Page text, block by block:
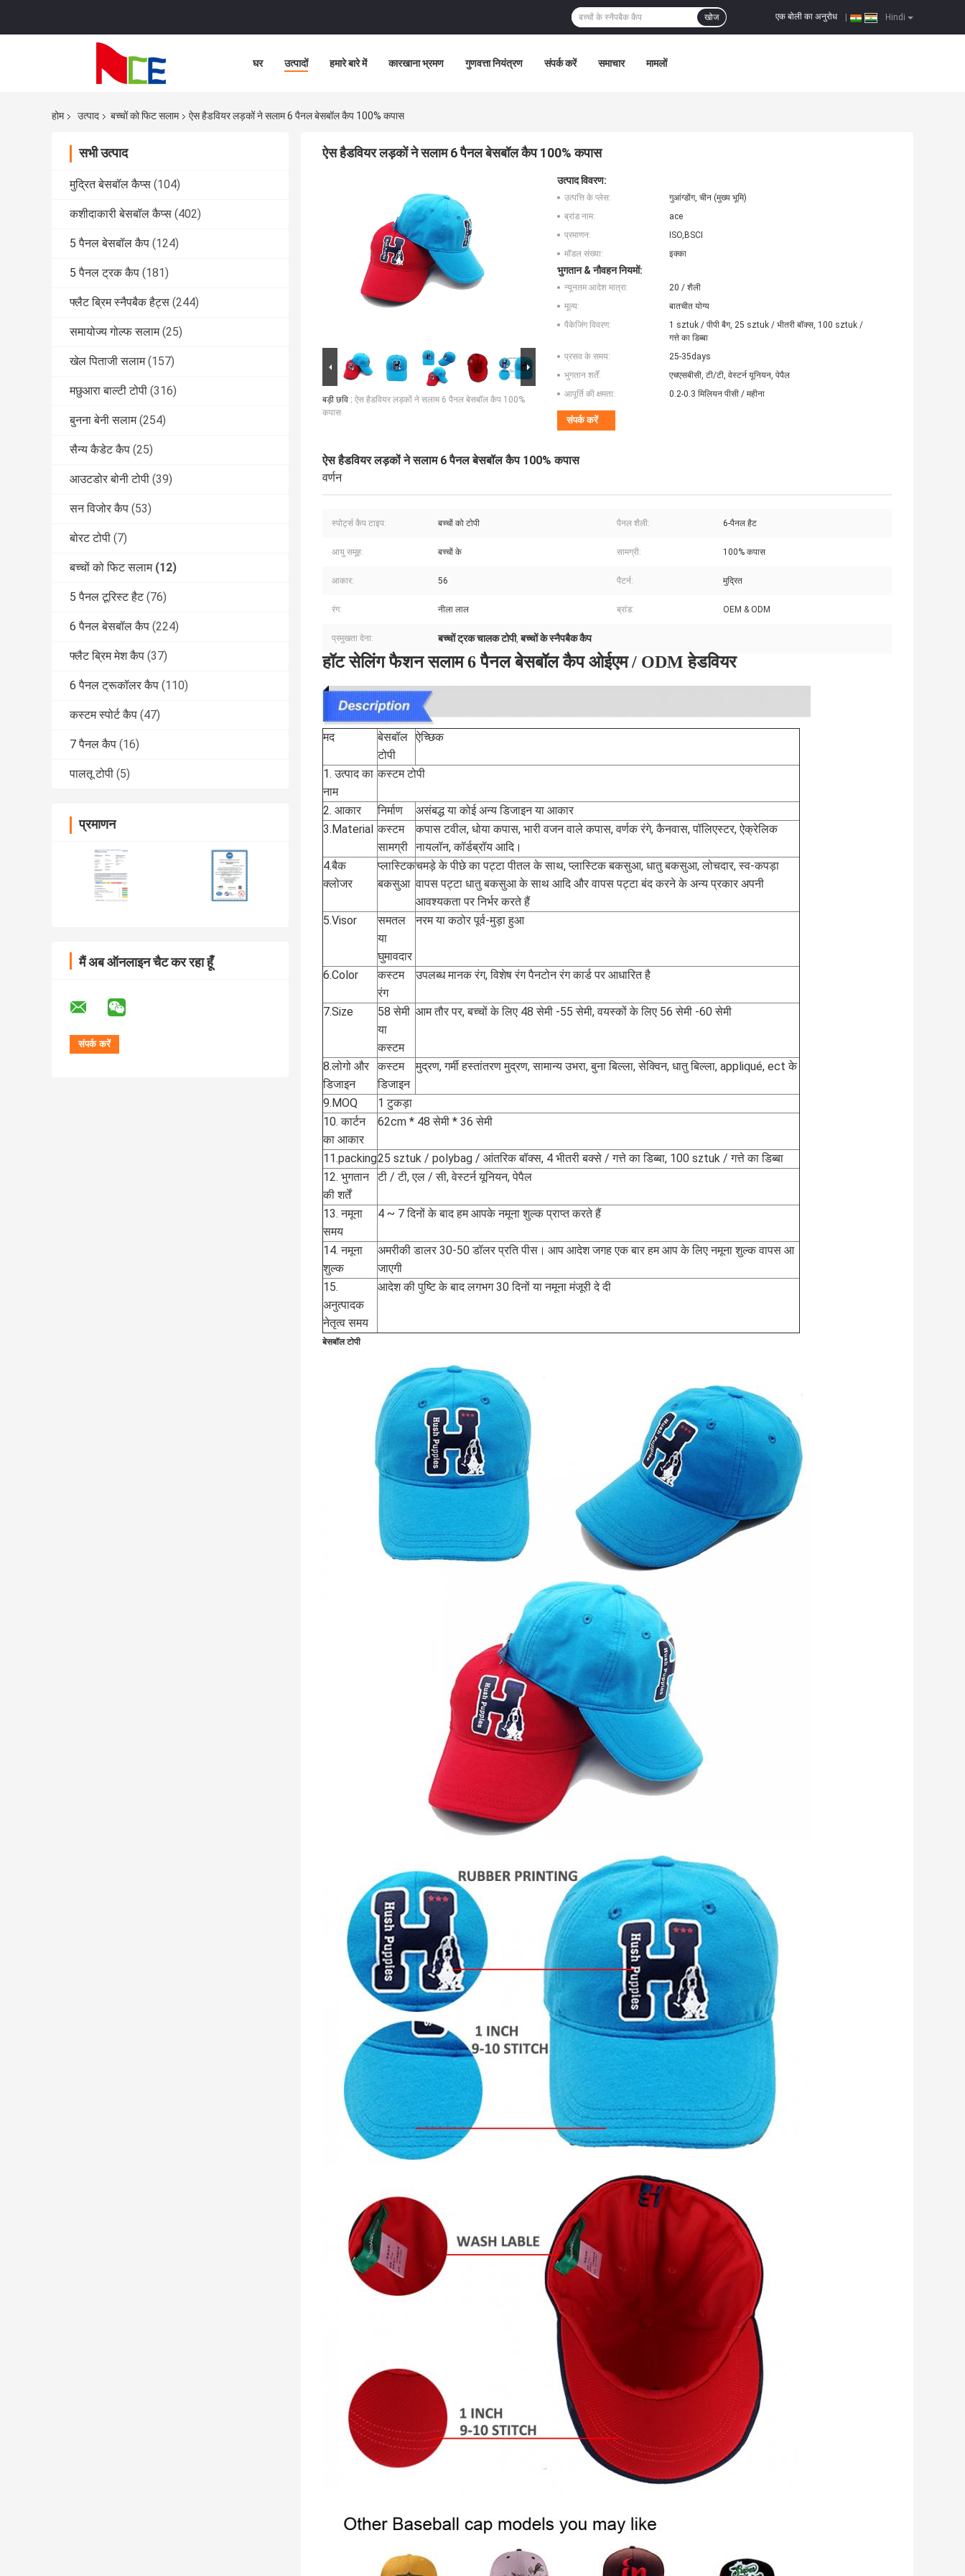
Hindi
एक बोली का अनुरोध
खोज
घर उत्पादों हमारे बारे में कारखाना भ्रमण गुणवत्ता नियंत्रण संपर्क करें समाचार मामलों
होम उत्पाद बच्चों को फिट सलाम ऐस हैडवियर लड़कों ने सलाम 6 पैनल बेसबॉल कैप 100% कपास
सभी उत्पाद
मुद्रित बेसबॉल कैप्स (104)
कशीदाकारी बेसबॉल कैप्स (402)
5 पैनल बेसबॉल कैप (124)
5 पैनल ट्रक कैप (181)
फ्लैट ब्रिम स्नैपबैक हैट्स (244)
समायोज्य गोल्फ सलाम (25)
खेल पिताजी सलाम (157)
मछुआरा बाल्टी टोपी (316)
बुनना बेनी सलाम (254)
सैन्य कैडेट कैप (25)
आउटडोर बोनी टोपी (39)
सन विजोर कैप (53)
बोरट टोपी (7)
बच्चों को फिट सलाम (12)
5 पैनल टूरिस्ट हैट (76)
6 पैनल बेसबॉल कैप (224)
फ्लैट ब्रिम मेश कैप (37)
6 पैनल ट्रूकॉलर कैप (110)
कस्टम स्पोर्ट कैप (47)
7 पैनल कैप (16)
पालतू टोपी (5)
प्रमाणन
मैं अब ऑनलाइन चैट कर रहा हूँ
ऐस हैडवियर लड़कों ने सलाम 6 पैनल बेसबॉल कैप 100% कपास
बड़ी छवि : ऐस हैडवियर लड़कों ने सलाम 6 पैनल बेसबॉल कैप 100%
कपास
उत्पाद विवरण:
उत्पत्ति के प्लेस:
गुआंग्डोंग, चीन (मुख्य भूमि)
ब्रांड नाम:
ace
प्रमाणन:
ISO,BSCI
मॉडल संख्या:
इक्का
भुगतान & नौवहन नियमों:
न्यूनतम आदेश मात्रा:
20 / शैली
मूल्य:
बातचीत योग्य
पैकेजिंग विवरण:
1 sztuk / पीपी बैग, 25 sztuk / भीतरी बॉक्स, 100 sztuk /
गत्ते का डिब्बा
प्रसव के समय:
25-35days
भुगतान शर्तें:
एचएसबीसी, टी/टी, वेस्टर्न यूनियन, पेपैल
आपूर्ति की क्षमता:
0.2-0.3 मिलियन पीसी / महीना
संपर्क करें
ऐस हैडवियर लड़कों ने सलाम 6 पैनल बेसबॉल कैप 100% कपास
वर्णन
स्पोर्ट्स कैप टाइप: बच्चों को टोपी पैनल शैली: 6-पैनल हैट
आयु समूह: बच्चों के सामग्री: 100% कपास
आकार: 56 पैटर्न: मुद्रित
रंग: नीला लाल ब्रांड: OEM & ODM
प्रमुखता देना: बच्चों ट्रक चालक टोपी,बच्चों के स्नैपबैक कैप
हॉट सेलिंग फैशन सलाम 6 पैनल बेसबॉल कैप ओईएम / ODM हेडवियर
मद
बेसबॉल
टोपी
ऐच्छिक
1. उत्पाद का
नाम
कस्टम टोपी
2. आकार निर्माण
असंबद्ध या कोई अन्य डिजाइन या आकार
3.Material कस्टम
सामग्री
कपास टवील, धोया कपास, भारी वजन वाले कपास, वर्णक रंगे, कैनवास, पॉलिएस्टर, ऐक्रेलिक
नायलॉन, कॉर्डब्रॉय आदि।
4.बैक
क्लोजर
प्लास्टिक
बकसुआ
चमड़े के पीछे का पट्टा पीतल के साथ, प्लास्टिक बकसुआ, धातु बकसुआ, लोचदार, स्व-कपड़ा
वापस पट्टा धातु बकसुआ के साथ आदि और वापस पट्टा बंद करने के अन्य प्रकार अपनी
आवश्यकता पर निर्भर करते हैं
5.Visor
समतल
या
घुमावदार
नरम या कठोर पूर्व-मुड़ा हुआ
6.Color
कस्टम
रंग
उपलब्ध मानक रंग, विशेष रंग पैनटोन रंग कार्ड पर आधारित है
7.Size
58 सेमी
या
कस्टम
आम तौर पर, बच्चों के लिए 48 सेमी -55 सेमी, वयस्कों के लिए 56 सेमी -60 सेमी
8.लोगो और
डिजाइन
कस्टम
डिजाइन
मुद्रण, गर्मी हस्तांतरण मुद्रण, सामान्य उभरा, बुना बिल्ला, सेक्विन, धातु बिल्ला, appliqué, ect के
9.MOQ
1 टुकड़ा
10. कार्टन
का आकार
62cm * 48 सेमी * 36 सेमी
11.packing25 sztuk / polybag / आंतरिक बॉक्स, 4 भीतरी बक्से / गत्ते का डिब्बा, 100 sztuk / गत्ते का डिब्बा
12. भुगतान
की शर्तें
टी / टी, एल / सी, वेस्टर्न यूनियन, पेपैल
13. नमूना
समय
4 ~ 7 दिनों के बाद हम आपके नमूना शुल्क प्राप्त करते हैं
14. नमूना
शुल्क
अमरीकी डालर 30-50 डॉलर प्रति पीस। आप आदेश जगह एक बार हम आप के लिए नमूना शुल्क वापस आ
जाएगी
15.
अनुत्पादक
नेतृत्व समय
आदेश की पुष्टि के बाद लगभग 30 दिनों या नमूना मंजूरी दे दी
बेसबॉल टोपी